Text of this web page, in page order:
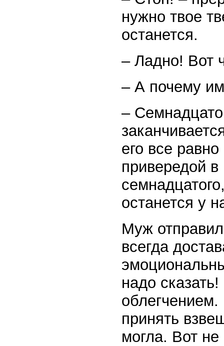
нужно твое
останется.
– Ладно! Вот
– А почему
–
его все
привередой
останется у
Муж
всегда
надо
принять
могла. Вот не